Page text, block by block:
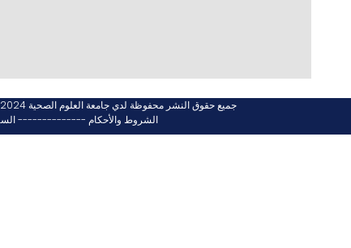
جميع حقوق النشر محفوظة لدي جامعة العلوم الصحية 2024 - Powered By SISCO Group
الشروط والأحكام --------------